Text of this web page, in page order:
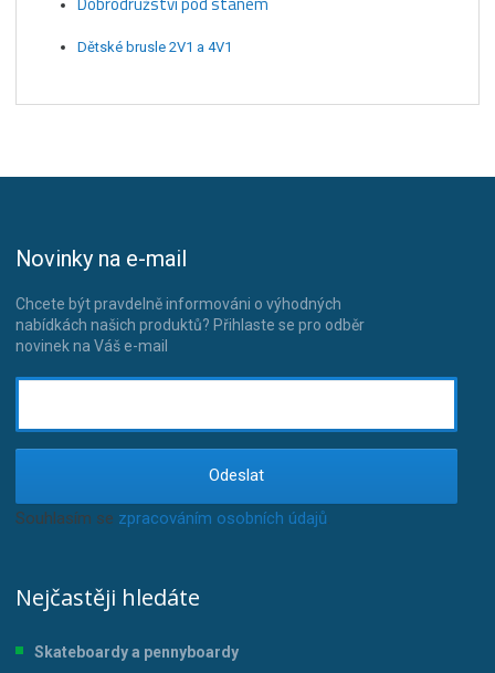
Dětské brusle 2V1 a 4V1
Novinky na e-mail
Chcete být pravdelně informováni o výhodných
nabídkách našich produktů? Přihlaste se pro odběr
novinek na Váš e-mail
Odeslat
Souhlasím se zpracováním osobních údajů.
Nejčastěji hledáte
Skateboardy a pennyboardy